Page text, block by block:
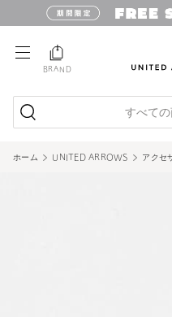
BRAND
すべて
ホーム UNITED ARROWS アクセ